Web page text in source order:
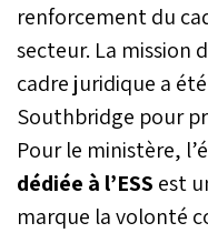
renforcement du
secteur. La mission
cadre juridique a
Southbridge pour
Pour le ministère,
dédiée à l’ESS est
marque la volonté